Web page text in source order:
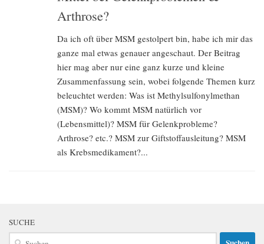
Arthrose?
Da ich oft über MSM gestolpert bin, habe ich mir das
ganze mal etwas genauer angeschaut. Der Beitrag
hier mag aber nur eine ganz kurze und kleine
Zusammenfassung sein, wobei folgende Themen kurz
beleuchtet werden: Was ist Methylsulfonylmethan
(MSM)? Wo kommt MSM natürlich vor
(Lebensmittel)? MSM für Gelenkprobleme?
Arthrose? etc.? MSM zur Giftstoffausleitung? MSM
als Krebsmedikament?...
SUCHE
Suchen